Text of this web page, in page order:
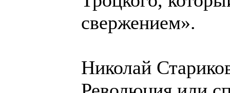
свержением».
Николай